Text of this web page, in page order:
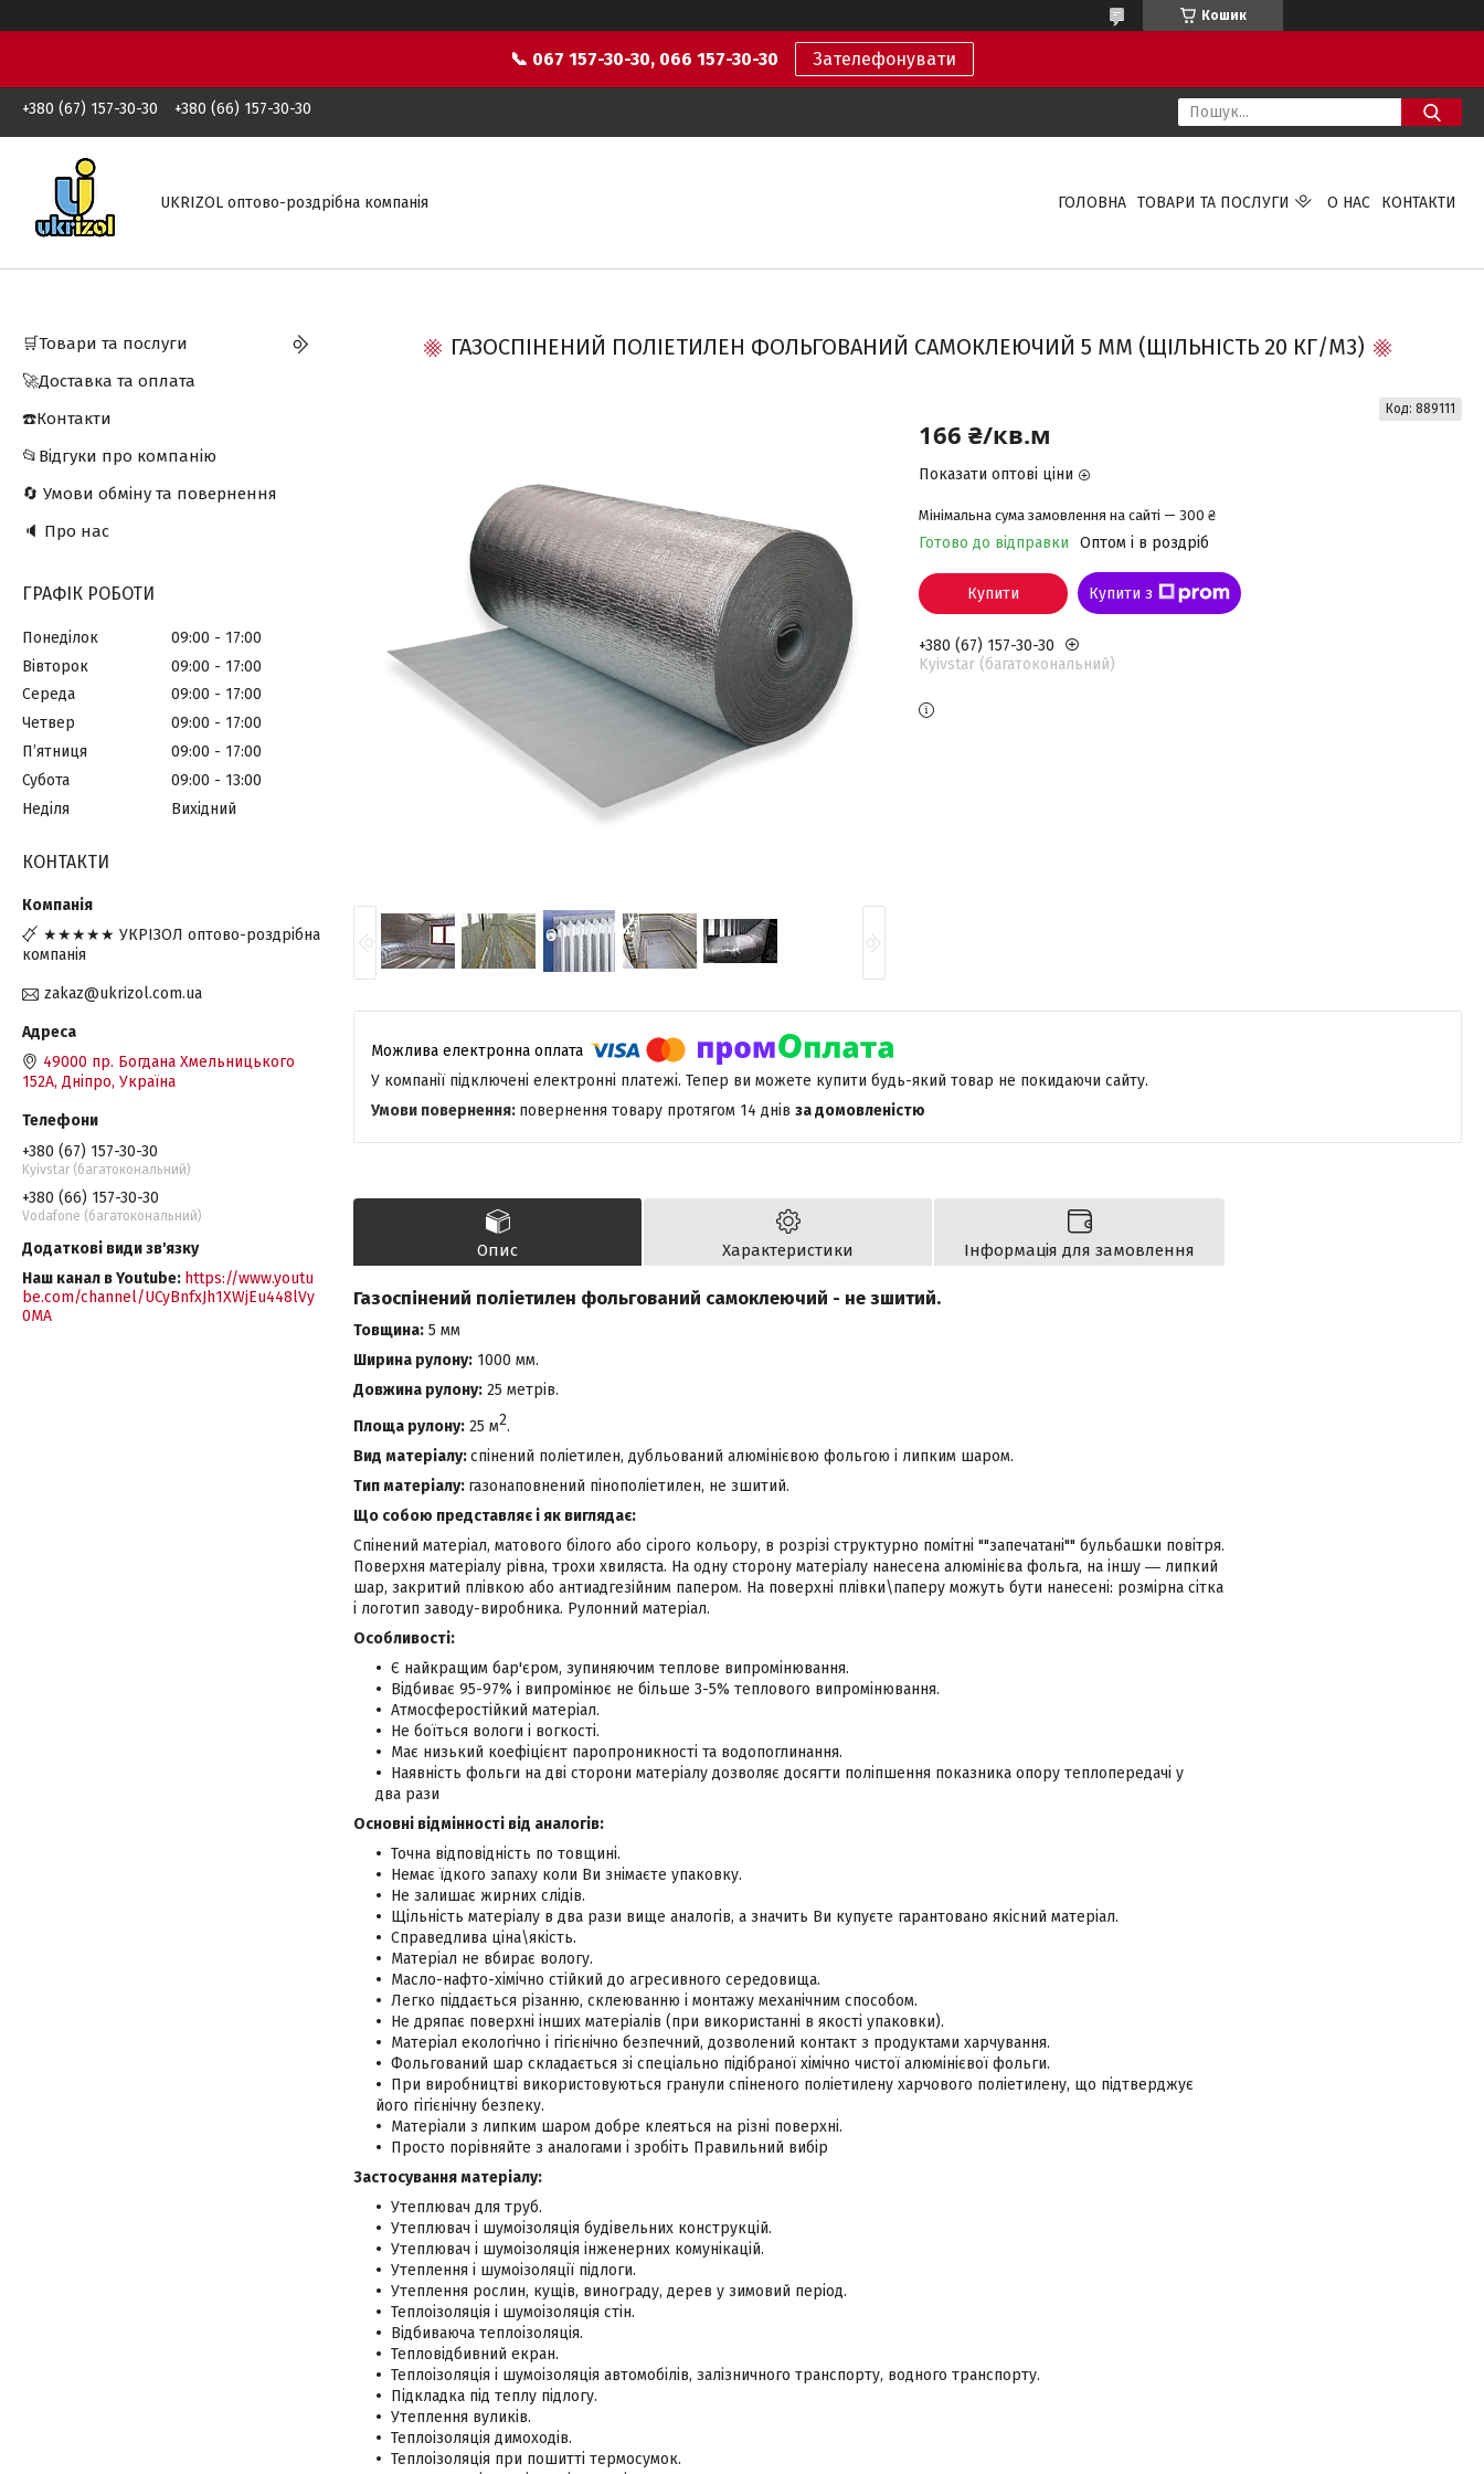
Кошик
📞 067 157-30-30, 066 157-30-30 Зателефонувати
+380 (67) 157-30-30 +380 (66) 157-30-30
UKRIZOL оптово-роздрібна компанія ГОЛОВНА ТОВАРИ ТА ПОСЛУГИ О НАС КОНТАКТИ
ГАЗОСПІНЕНИЙ ПОЛІЕТИЛЕН ФОЛЬГОВАНИЙ САМОКЛЕЮЧИЙ 5 ММ (ЩІЛЬНІСТЬ 20 КГ/М3)
166 ₴/кв.м
Показати оптові ціни
Мінімальна сума замовлення на сайті — 300 ₴
Готово до відправки Оптом і в роздріб
Код: 889111
Купити Купити з
+380 (67) 157-30-30
Kyivstar (багатокональний)
У компанії підключені електронні платежі. Тепер ви можете купити будь-який товар не покидаючи сайту.
повернення товару протягом 14 днів за домовленістю
Опис Характеристики Інформація для замовлення
Газоспінений поліетилен фольгований самоклеючий - не зшитий.
Товщина: 5 мм
Ширина рулону: 1000 мм.
Довжина рулону: 25 метрів.
Площа рулону: 25 м2.
Вид матеріалу:спінений поліетилен, дубльований алюмінієвою фольгою і липким шаром.
Тип матеріалу: газонаповнений пінополіетилен, не зшитий.
Що собою представляє і як виглядає:
Спінений матеріал, матового білого або сірого кольору, в розрізі структурно помітні ""запечатані"" бульбашки повітря.
Поверхня матеріалу рівна, трохи хвиляста. На одну сторону матеріалу нанесена алюмінієва фольга, на іншу ― липкий
шар, закритий плівкою або антиадгезійним папером. На поверхні плівки\паперу можуть бути нанесені: розмірна сітка
і логотип заводу-виробника. Рулонний матеріал.
Особливості:
Є найкращим бар'єром, зупиняючим теплове випромінювання.
Відбиває 95-97% і випромінює не більше 3-5% теплового випромінювання.
Атмосферостійкий матеріал.
Не боїться вологи і вогкості.
Має низький коефіцієнт паропроникності та водопоглинання.
Наявність фольги на дві сторони матеріалу дозволяє досягти поліпшення показника опору теплопередачі у
два рази
Основні відмінності від аналогів:
Точна відповідність по товщині.
Немає їдкого запаху коли Ви знімаєте упаковку.
Не залишає жирних слідів.
Щільність матеріалу в два рази вище аналогів, а значить Ви купуєте гарантовано якісний матеріал.
Справедлива ціна\якість.
Матеріал не вбирає вологу.
Масло-нафто-хімічно стійкий до агресивного середовища.
Легко піддається різанню, склеюванню і монтажу механічним способом.
Не дряпає поверхні інших матеріалів (при використанні в якості упаковки).
Матеріал екологічно і гігієнічно безпечний, дозволений контакт з продуктами харчування.
Фольгований шар складається зі спеціально підібраної хімічно чистої алюмінієвої фольги.
При виробництві використовуються гранули спіненого поліетилену харчового поліетилену, що підтверджує
його гігієнічну безпеку.
Матеріали з липким шаром добре клеяться на різні поверхні.
Просто порівняйте з аналогами і зробіть Правильний вибір
Застосування матеріалу:
Утеплювач для труб.
Утеплювач і шумоізоляція будівельних конструкцій.
Утеплювач і шумоізоляція інженерних комунікацій.
Утеплення і шумоізоляції підлоги.
Утеплення рослин, кущів, винограду, дерев у зимовий період.
Теплоізоляція і шумоізоляція стін.
Відбиваюча теплоізоляція.
Тепловідбивний екран.
Теплоізоляція і шумоізоляція автомобілів, залізничного транспорту, водного транспорту.
Підкладка під теплу підлогу.
Утеплення вуликів.
Теплоізоляція димоходів.
Теплоізоляція при пошитті термосумок.
🛒Товари та послуги
🚀Доставка та оплата
☎️Контакти
📂Відгуки про компанію
🔄 Умови обміну та повернення
🔈 Про нас
ГРАФІК РОБОТИ
Понеділок 09:00
17:00
Вівторок
09:00
17:00
Середа
09:00
17:00
Четвер
09:00
17:00
Пʼятниця
09:00
17:00
Субота
09:00
13:00
Неділя
Вихідний
КОНТАКТИ
★★★★★ УКРІЗОЛ оптово-роздрібна
компанія
zakaz@ukrizol.com.ua
49000 пр. Богдана Хмельницького
152А, Дніпро, Україна
+380 (67) 157-30-30
Kyivstar (багатокональний)
+380 (66) 157-30-30
Vodafone (багатокональний)
Наш канал в Youtube https://www.youtu
be.com/channel/UCyBnfxJh1XWjEu448lVy
0MA